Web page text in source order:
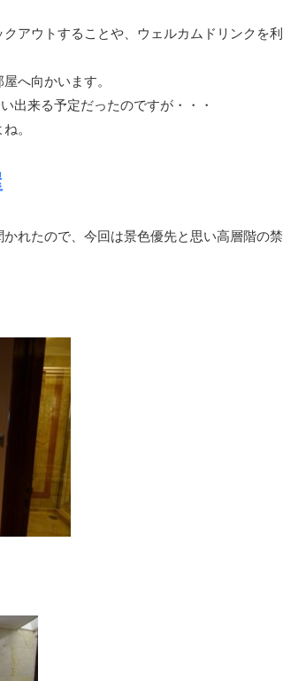
アウトすることや、ウェルカムドリンクを利
へ向かいます。
出来る予定だったのですが・・・
。
れたので、今回は景色優先と思い高層階の禁